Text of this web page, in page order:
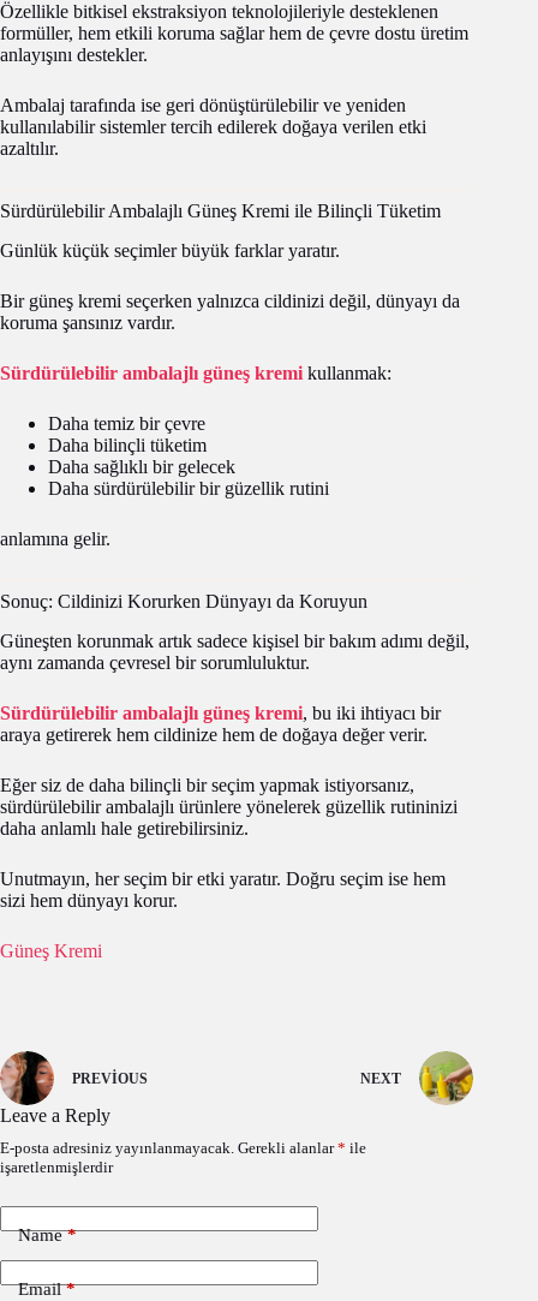
Özellikle bitkisel ekstraksiyon teknolojileriyle desteklenen
formüller, hem etkili koruma sağlar hem de çevre dostu üretim
anlayışını destekler.
Ambalaj tarafında ise geri dönüştürülebilir ve yeniden
kullanılabilir sistemler tercih edilerek doğaya verilen etki
azaltılır.
Sürdürülebilir Ambalajlı Güneş Kremi ile Bilinçli Tüketim
Günlük küçük seçimler büyük farklar yaratır.
Bir güneş kremi seçerken yalnızca cildinizi değil, dünyayı da
koruma şansınız vardır.
Sürdürülebilir ambalajlı güneş kremi kullanmak:
Daha temiz bir çevre
Daha bilinçli tüketim
Daha sağlıklı bir gelecek
Daha sürdürülebilir bir güzellik rutini
anlamına gelir.
Sonuç: Cildinizi Korurken Dünyayı da Koruyun
Güneşten korunmak artık sadece kişisel bir bakım adımı değil,
aynı zamanda çevresel bir sorumluluktur.
Sürdürülebilir ambalajlı güneş kremi, bu iki ihtiyacı bir
araya getirerek hem cildinize hem de doğaya değer verir.
Eğer siz de daha bilinçli bir seçim yapmak istiyorsanız,
sürdürülebilir ambalajlı ürünlere yönelerek güzellik rutininizi
daha anlamlı hale getirebilirsiniz.
Unutmayın, her seçim bir etki yaratır. Doğru seçim ise hem
sizi hem dünyayı korur.
Güneş Kremi
PREVIOUS NEXT
Leave a Reply
E-posta adresiniz yayınlanmayacak. Gerekli alanlar* ile
işaretlenmişlerdir
Name*
Email*